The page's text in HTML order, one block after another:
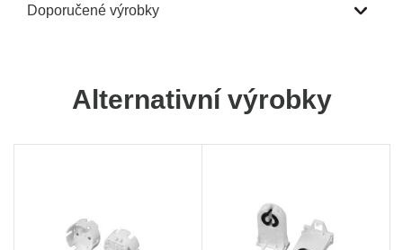
Doporučené výrobky
Alternativní výrobky